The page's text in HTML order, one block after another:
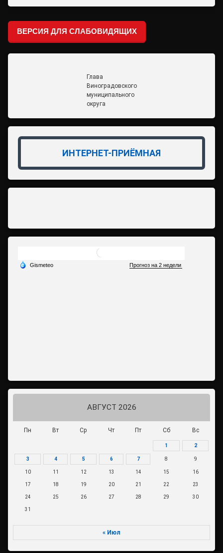
ВЕРСИЯ ДЛЯ СЛАБОВИДЯЩИХ
Глава
Виноградовского
муниципального
округа
ИНТЕРНЕТ-ПРИЁМНАЯ
АВГУСТ 2026
Пн Вт Ср Чт Пт Сб Вс
1 2
3 4 5 6 7 8 9
10 11 12 13 14 15 16
17 18 19 20 21 22 23
24 25 26 27 28 29 30
31
« Июл